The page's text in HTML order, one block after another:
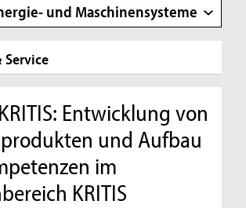
und Maschinensysteme
Service
Entwicklung von
und Aufbau
im
KRITIS